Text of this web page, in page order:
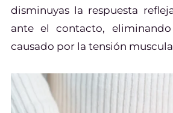
disminuyas la respuesta
ante el contacto,
causado por la tensión